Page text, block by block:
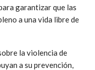
garantizar que las
a una vida libre de
la violencia de
a su prevención,